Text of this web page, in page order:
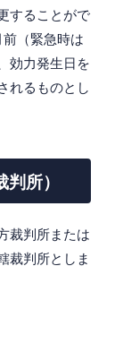
することがで
（緊急時は
効力発生日を
れるものとし
所）
裁判所または
裁判所としま